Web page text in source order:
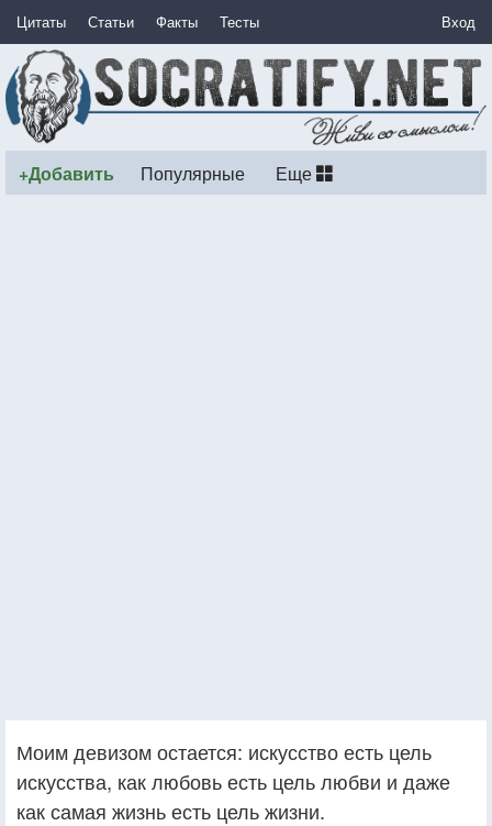
Цитаты Статьи Факты Тесты Вход
+Добавить Популярные Еще
Моим девизом остается: искусство есть цель
искусства, как любовь есть цель любви и даже
как самая жизнь есть цель жизни.